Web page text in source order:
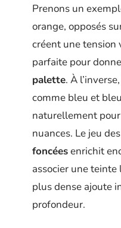
Prenons un
orange, opposés
créent une tension
parfaite pour
palette. À
comme bleu et
naturellement
nuances. Le jeu des
foncéesenrichit
associer une
plus dense ajoute
profondeur.